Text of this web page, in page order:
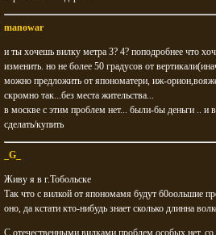
manowar
и ты хочешь вилку метра 3? 4? поподробнее что
изменить. но не более 50 градусов от
можно предложить от япономатери, иж-
скромно так...без места жительства...
в москве с этим проблем нет... были-бы деньги .. и
сделать/купить
_G_
Живу я в г.Тобольске
Так что с вилкой от япономамя будут б0оольшие
оно, да кстати кто-нибудь знает сколько длинна
С отечественными вилками проблем особых нет,